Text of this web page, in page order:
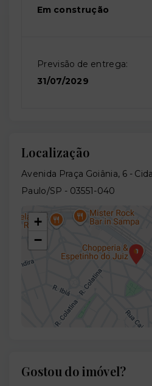
Em construção
Previsão de entrega:
31/07/2029
Localização
Avenida Praça Goiânia, 6 -
Paulo/SP - 03551-040
+
−
Gostou do imóvel?